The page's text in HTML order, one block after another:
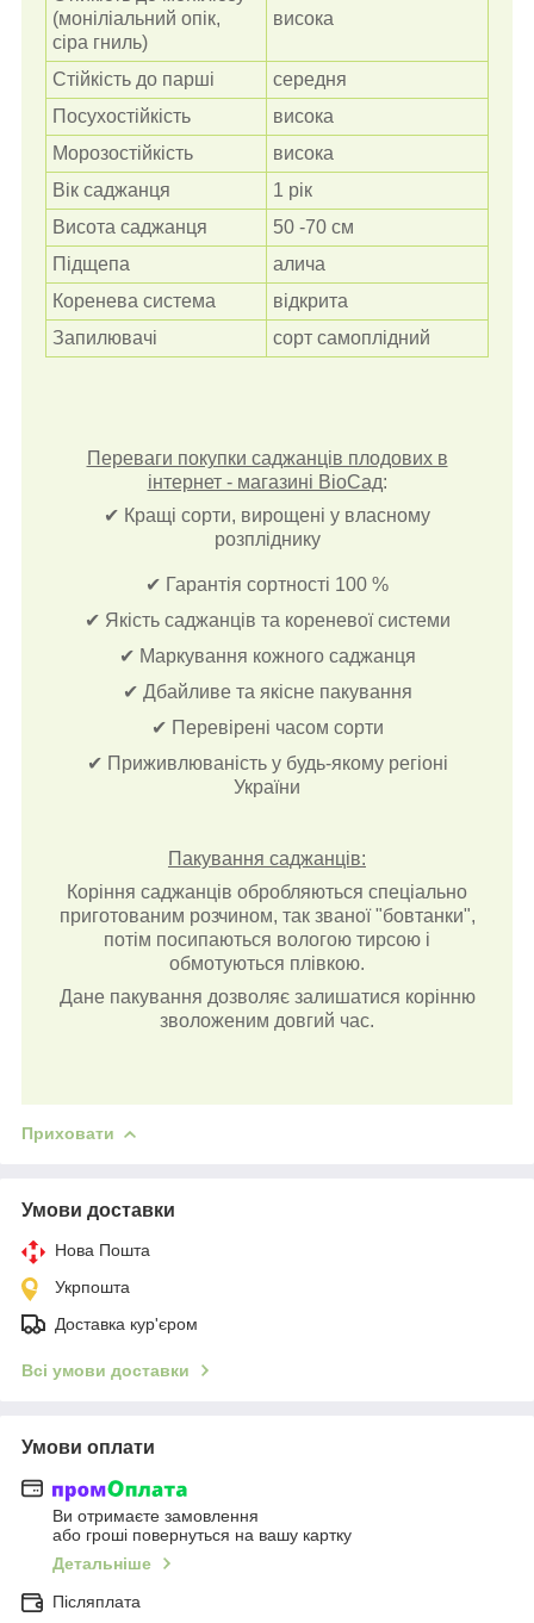
(моніліальний опік,
сіра гниль)
висока
Стійкість до парші
середня
Посухостійкість
висока
Морозостійкість
висока
Вік саджанця
1 рік
Висота саджанця
50 -70 см
Підщепа
алича
Коренева система
відкрита
Запилювачі
сорт самоплідний
Переваги покупки саджанців плодових в
інтернет - магазині ВіоСад:
✔ Кращі сорти, вирощені у власному
розпліднику
✔ Гарантія сортності 100 %
✔ Якість саджанців та кореневої системи
✔ Маркування кожного саджанця
✔ Дбайливе та якісне пакування
✔ Перевірені часом сорти
✔ Приживлюваність у будь-якому регіоні
України
Пакування саджанців:
Коріння саджанців обробляються спеціально
приготованим розчином, так званої "бовтанки",
потім посипаються вологою тирсою і
обмотуються плівкою.
Дане пакування дозволяє залишатися корінню
зволоженим довгий час.
Приховати
Умови доставки
Нова Пошта
Укрпошта
Доставка кур'єром
Всі умови доставки
Умови оплати
Ви отримаєте замовлення
або гроші повернуться на вашу картку
Детальніше
Післяплата